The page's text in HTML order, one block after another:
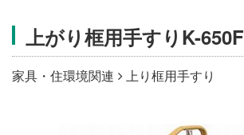
アクセス
上がり框用手すりK-650F
家具・住環境関連 上り框用手すり